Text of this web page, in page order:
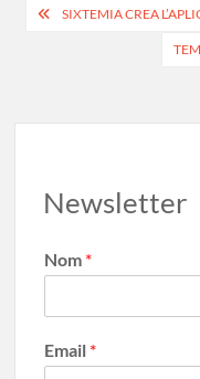
o n
SIXTEMIA CREA
Newsletter
Nom *
Email *